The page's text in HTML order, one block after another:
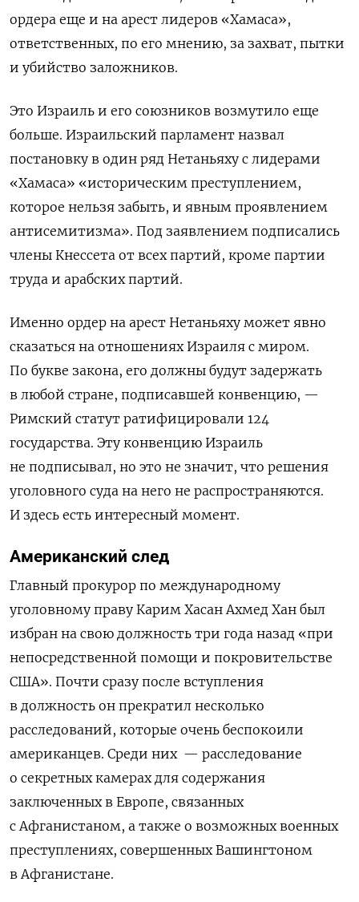
ордера еще и на арест лидеров «Хамаса»,
ответственных, по его мнению, за захват, пытки
и убийство заложников.
Это Израиль и его союзников возмутило еще
больше. Израильский парламент назвал
постановку в один ряд Нетаньяху с лидерами
«Хамаса» «историческим преступлением,
которое нельзя забыть, и явным проявлением
антисемитизма». Под заявлением подписались
члены Кнессета от всех партий, кроме партии
труда и арабских партий.
Именно ордер на арест Нетаньяху может явно
сказаться на отношениях Израиля с миром.
По букве закона, его должны будут задержать
в любой стране, подписавшей конвенцию, —
Римский статут ратифицировали 124
государства. Эту конвенцию Израиль
не подписывал, но это не значит, что решения
уголовного суда на него не распространяются.
И здесь есть интересный момент.
Американский след
Главный прокурор по международному
уголовному праву Карим Хасан Ахмед Хан был
избран на свою должность три года назад «при
непосредственной помощи и покровительстве
США». Почти сразу после вступления
в должность он прекратил несколько
расследований, которые очень беспокоили
американцев. Среди них — расследование
о секретных камерах для содержания
заключенных в Европе, связанных
с Афганистаном, а также о возможных военных
преступлениях, совершенных Вашингтоном
в Афганистане.